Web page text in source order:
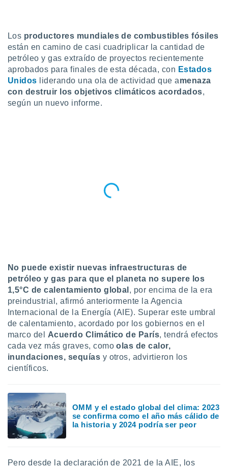
más
nuestra
y
de
que
sean
el sitio
se
para
ni para
o
no
Puedes
acceder a
Los productores mundiales de combustibles fósiles
están en camino de casi cuadriplicar la cantidad de
petróleo y gas extraído de proyectos recientemente
aprobados para finales de esta década, con Estados
Unidos liderando una ola de actividad que amenaza
con destruir los objetivos climáticos acordados,
según un nuevo informe.
No puede existir nuevas infraestructuras de
petróleo y gas para que el planeta no supere los
1,5°C de calentamiento global , por encima de la era
preindustrial, afirmó anteriormente la Agencia
Internacional de la Energía (AIE). Superar este umbral
de calentamiento, acordado por los gobiernos en el
marco del Acuerdo Climático de París, tendrá efectos
cada vez más graves, comoolas de calor,
inundaciones, sequías y otros, advirtieron los
científicos.
OMM y el estado global del clima: 2023
se confirma como el año más cálido de
la historia y 2024 podría ser peor
Pero desde la declaración de 2021 de la AIE, los